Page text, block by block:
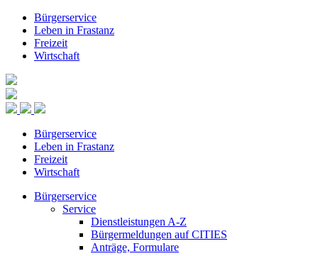
Bürgerservice
Leben in Frastanz
Freizeit
Wirtschaft
Bürgerservice
Leben in Frastanz
Freizeit
Wirtschaft
Bürgerservice
Service
Dienstleistungen A-Z
Bürgermeldungen auf CITIES
Anträge, Formulare